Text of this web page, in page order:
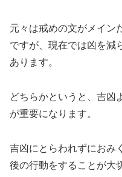
元々は戒めの文がメイン
ですが、現在では凶を減
あります。
どちらかというと、吉凶
が重要になります。
吉凶にとらわれずにおみ
後の行動をすることが大